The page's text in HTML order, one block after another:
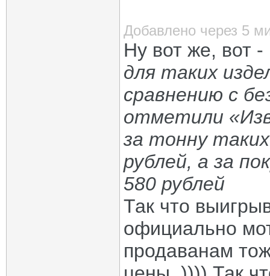
Добавлено через 5
Ну вот же, вот -
для таких
сравнению с
отметили
за тонну
рублей, а за
580 рублей
Так что
официально
продаванам